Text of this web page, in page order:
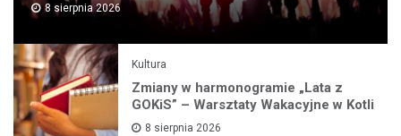
8 sierpnia 2026
Kultura
Zmiany w harmonogramie „Lata z
GOKiS” – Warsztaty Wakacyjne w Kotli
8 sierpnia 2026